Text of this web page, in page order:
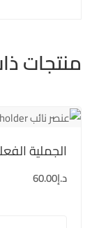
منتجات
الجملية
د.إ60.00